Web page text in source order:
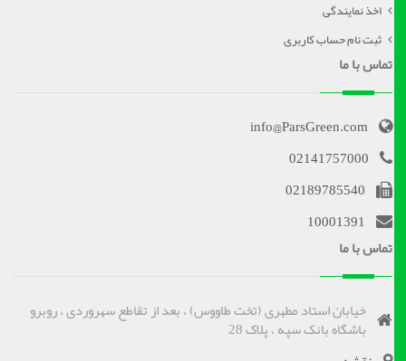
اخذ نمایندگی
ثبت نام حساب کاربری
تماس با ما
info@ParsGreen.com
02141757000
02189785540
10001391
تماس با ما
خیابان استاد مطهری (تخت طاووس) ، بعد از تقاطع سهروردی ، روبرو
باشگاه بانک سپه ، پلاک 28